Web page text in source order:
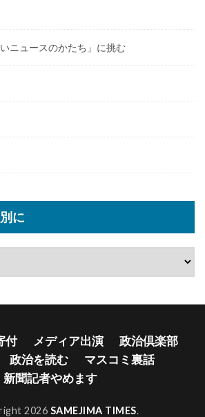
ニュースのかたち」に挑む
に
付 メディア出演
政治倶楽部
政治を読む
マスコミ裏話
新聞記者やめます
2026 SAMEJIMA TIMES.